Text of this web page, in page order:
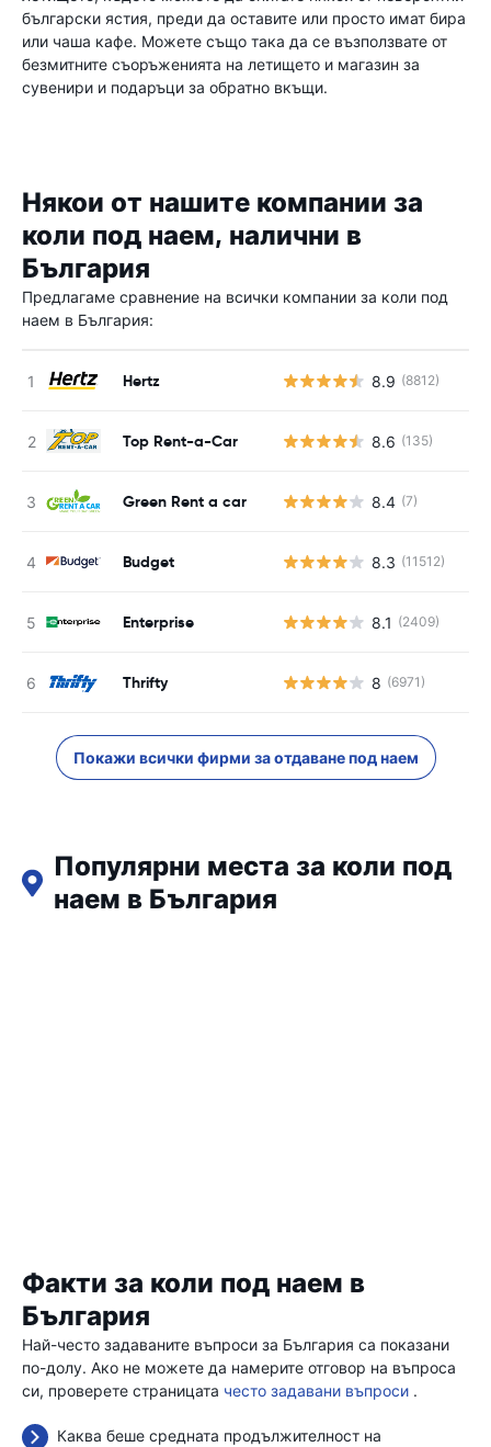
български ястия, преди да оставите или просто имат бира
или чаша кафе. Можете също така да се възползвате от
безмитните съоръженията на летището и магазин за
сувенири и подаръци за обратно вкъщи.
Някои от нашите компании за
коли под наем, налични в
България
Предлагаме сравнение на всички компании за коли под
наем в България:
Hertz 8.9 (8812)
Top Rent-a-Car 8.6 (135)
Green Rent a car 8.4 (7)
Budget 8.3 (11512)
Enterprise 8.1 (2409)
Thrifty 8 (6971)
Покажи всички фирми за отдаване под наем
Популярни места за коли под
наем в България
Факти за коли под наем в
България
Най-често задаваните въпроси за България са показани
по-долу. Ако не можете да намерите отговор на въпроса
си, проверете страницата често задавани въпроси .
Каква беше средната продължителност на